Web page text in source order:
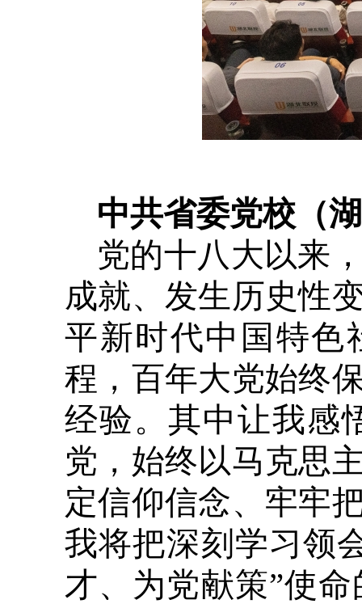
中共省委党校（
党的十八大以来
成就、发生历史性
平新时代中国特色
程，百年大党始终
经验。其中让我感
党，始终以马克思
定信仰信念、牢牢
我将把深刻学习领
才、为党献策”使